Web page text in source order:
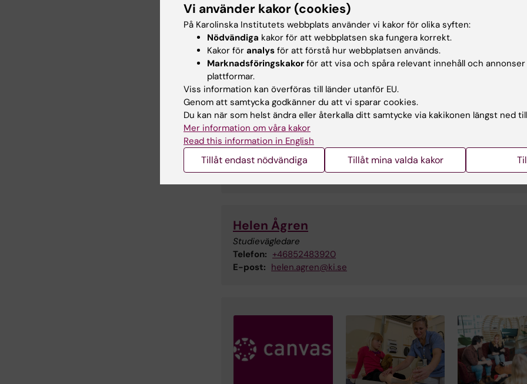
Medverkande lärare
Telefon: +46852483585
E-post: charlotte.palmqvist@ki.se
Anna Hellström
E-post: anna.hellstrom@ki.se
Helen Ågren
Studievägledare
Telefon: +46852483920
E-post: helen.agren@ki.se
Vi använder kakor (cookies)
På Karolinska Institutets webbplats använder vi kakor för olika syften:
Nödvändiga kakor för att webbplatsen ska fungera korrekt.
Kakor för analys för att förstå hur webbplatsen används.
Marknadsföringskakor för att visa och spåra relevant innehåll och
plattformar.
Viss information kan överföras till länder utanför EU.
Genom att samtycka godkänner du att vi sparar cookies.
Du kan när som helst ändra eller återkalla ditt samtycke via kakikonen längst ned
Mer information om våra kakor
Read this information in English
Tillåt endast nödvändiga Tillåt mina valda kakor